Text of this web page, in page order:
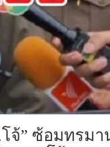
จ้” ซ้อมทรม